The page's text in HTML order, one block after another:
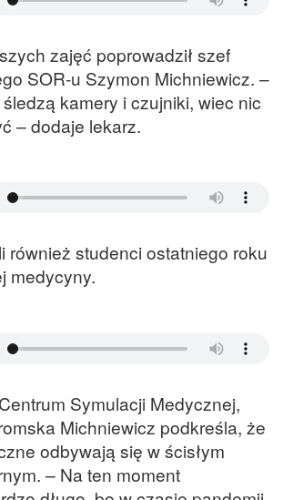
zajęć poprowadził szef
SOR-u Szymon Michniewicz. –
kamery i czujniki, wiec nic
– dodaje lekarz.
również studenci ostatniego roku
medycyny.
Symulacji Medycznej,
Michniewicz podkreśla, że
odbywają się w ścisłym
– Na ten moment